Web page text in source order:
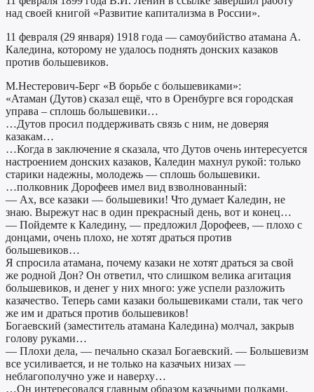
над своей книгой «Развитие капитализма в России».
11 февраля (29 января) 1918 года — самоубийство атамана А.
Каледина, которому не удалось поднять донских казаков
против большевиков.
М.Нестерович-Берг «В борьбе с большевиками»:
«Атаман (Дутов) сказал ещё, что в Оренбурге вся городская
управа – сплошь большевики…
…Дутов просил поддерживать связь с ним, не доверяя
казакам…
…Когда в заключение я сказала, что Дутов очень интересуется
настроением донских казаков, Каледин махнул рукой: только
старики надежны, молодежь — сплошь большевики.
…полковник Дорофеев имел вид взволнованный:
— Ах, все казаки — большевики! Что думает Каледин, не
знаю. Вырежут нас в один прекрасный день, вот и конец…
— Пойдемте к Каледину, — предложил Дорофеев, — плохо с
донцами, очень плохо, не хотят драться против
большевиков…
Я спросила атамана, почему казаки не хотят драться за свой
же родной Дон? Он ответил, что слишком велика агитация
большевиков, и денег у них много: уже успели разложить
казачество. Теперь сами казаки большевиками стали, так чего
же им и драться против большевиков!
Богаевский (заместитель атамана Каледина) молчал, закрыв
голову руками…
— Плохи дела, — печально сказал Богаевский. — Большевизм
все усиливается, и не только на казачьих низах —
неблагополучно уже и наверху…
…Он интересовался главным образом казачьими полками,